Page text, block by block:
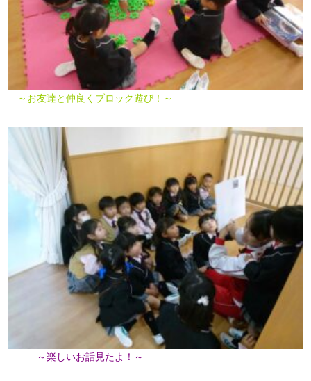
～お友達と仲良くブロック遊び！～
～楽しいお話見たよ！～